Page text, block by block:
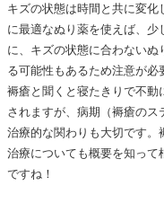
キズの状態は時間と共に変
に最適なぬり薬を使えば、
に、キズの状態に合わない
る可能性もあるため注意が必
褥瘡と聞くと寝たきりで不動
されますが、病期（褥瘡のス
治療的な関わりも大切です。
治療についても概要を知っ
ですね！